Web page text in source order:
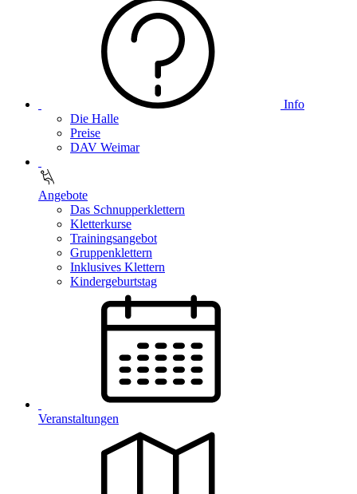
Info
Die Halle
Preise
DAV Weimar
Angebote
Das Schnupperklettern
Kletterkurse
Trainingsangebot
Gruppenklettern
Inklusives Klettern
Kindergeburtstag
Veranstaltungen